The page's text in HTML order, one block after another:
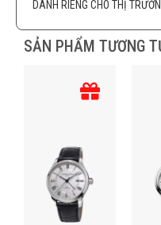
DÀNH RIÊNG CHO THỊ
SẢN PHẨM TƯƠNG